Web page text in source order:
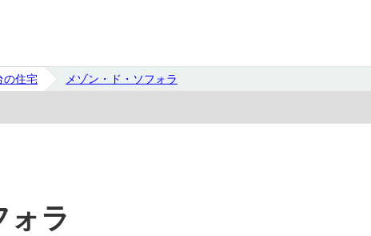
の住宅 メゾン・ド・ソフォラ
ォラ